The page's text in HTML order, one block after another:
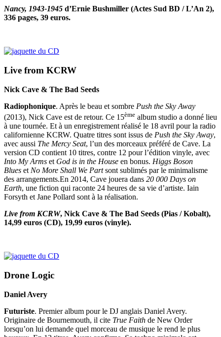
Nancy, 1943-1945 d’Ernie Bushmiller (Actes Sud BD / L’An 2),
336 pages, 39 euros.
Live from KCRW
Nick Cave & The Bad Seeds
Radiophonique. Après le beau et sombre Push the Sky Away
(2013), Nick Cave est de retour. Ce 15ème album studio a donné lieu
à une tournée. Et à un enregistrement réalisé le 18 avril pour la radio
californienne KCRW. Quatre titres sont issus de Push the Sky Away,
avec aussi The Mercy Seat, l’un des morceaux préféré de Cave. La
version CD contient 10 titres, contre 12 pour l’édition vinyle, avec
Into My Arms et God is in the House en bonus. Higgs Boson
Blues et No More Shall We Partsont sublimés par le minimalisme
des arrangements.En 2014, Cave jouera dans 20 000 Days on
Earth, une fiction qui raconte 24 heures de sa vie d’artiste. Iain
Forsyth et Jane Pollard sont à la réalisation.
Live from KCRW, Nick Cave & The Bad Seeds (Pias / Kobalt),
14,99 euros (CD), 19,99 euros (vinyle).
Drone Logic
Daniel Avery
Futuriste. Premier album pour le DJ anglais Daniel Avery.
Originaire de Bournemouth, il cite True Faith de New Order
lorsqu’on lui demande quel morceau de musique le rend le plus